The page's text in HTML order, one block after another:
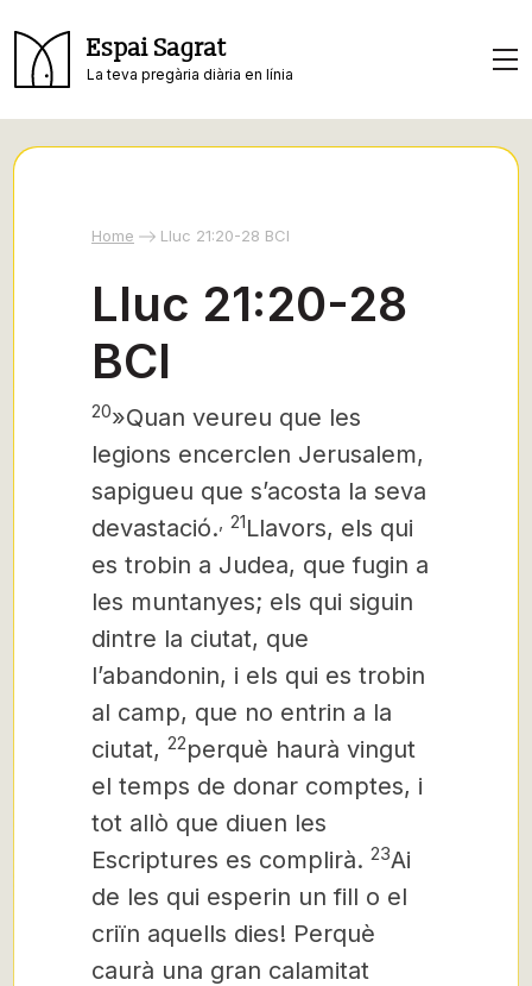
Espai Sagrat
La teva pregària diària en línia
Home Lluc 21:20-28 BCI
Lluc 21:20-28
BCI
20»Quan veureu que les
legions encerclen Jerusalem,
sapigueu que s’acosta la seva
devastació. 21Llavors, els qui
es trobin a Judea, que fugin a
les muntanyes; els qui siguin
dintre la ciutat, que
l’abandonin, i els qui es trobin
al camp, que no entrin a la
ciutat, 22perquè haurà vingut
el temps de donar comptes, i
tot allò que diuen les
Escriptures es complirà. 23Ai
de les qui esperin un fill o el
criïn aquells dies! Perquè
caurà una gran calamitat